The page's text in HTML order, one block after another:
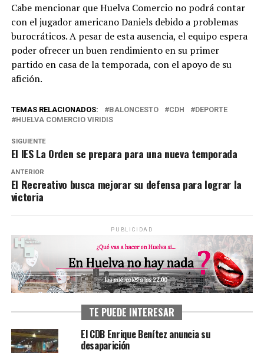
Cabe mencionar que Huelva Comercio no podrá contar
con el jugador americano Daniels debido a problemas
burocráticos. A pesar de esta ausencia, el equipo espera
poder ofrecer un buen rendimiento en su primer
partido en casa de la temporada, con el apoyo de su
afición.
TEMAS RELACIONADOS: BALONCESTO CDH
DEPORTE
HUELVA COMERCIO VIRIDIS
SIGUIENTE
El IES La Orden se prepara para una nueva temporada
ANTERIOR
El Recreativo busca mejorar su defensa para lograr la
victoria
PUBLICIDAD
TE PUEDE INTERESAR
El CDB Enrique Benítez anuncia su
desaparición